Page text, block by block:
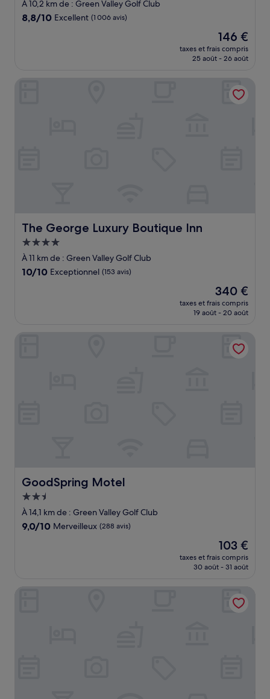
À 10,2 km de : Green Valley Golf Club
8.8
8,8/10 Excellent (1 006 avis)
Le
nouveau
prix
de
146 €
146 €
taxes et frais compris
25 août - 26 août
The George Luxury Boutique Inn
The George Luxury Boutique Inn
Hébergement
4.0 étoiles
À 11 km de : Green Valley Golf Club
10.0
10/10 Exceptionnel (153 avis)
Le
nouveau
prix
de
340 €
340 €
taxes et frais compris
19 août - 20 août
GoodSpring Motel
GoodSpring Motel
Hébergement
2.5 étoiles
À 14,1 km de : Green Valley Golf Club
9.0
9,0/10 Merveilleux (288 avis)
Le
nouveau
prix
de
103 €
103 €
taxes et frais compris
30 août - 31 août
The Knoll Hotel Napa Valley, Tapestry Collection by Hilton